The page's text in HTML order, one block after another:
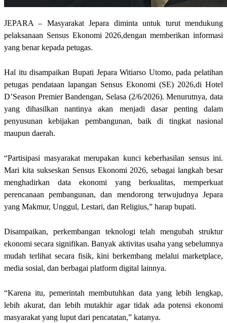
JEPARA – Masyarakat Jepara diminta untuk turut mendukung
pelaksanaan Sensus Ekonomi 2026,dengan memberikan informasi
yang benar kepada petugas.
Hal itu disampaikan Bupati Jepara Witiarso Utomo, pada pelatihan
petugas pendataan lapangan Sensus Ekonomi (SE) 2026,di Hotel
D’Season Premier Bandengan, Selasa (2/6/2026). Menurutnya, data
yang dihasilkan nantinya akan menjadi dasar penting dalam
penyusunan kebijakan pembangunan, baik di tingkat nasional
maupun daerah.
“Partisipasi masyarakat merupakan kunci keberhasilan sensus ini.
Mari kita sukseskan Sensus Ekonomi 2026, sebagai langkah besar
menghadirkan data ekonomi yang berkualitas, memperkuat
perencanaan pembangunan, dan mendorong terwujudnya Jepara
yang Makmur, Unggul, Lestari, dan Religius,” harap bupati.
Disampaikan, perkembangan teknologi telah mengubah struktur
ekonomi secara signifikan. Banyak aktivitas usaha yang sebelumnya
mudah terlihat secara fisik, kini berkembang melalui marketplace,
media sosial, dan berbagai platform digital lainnya.
“Karena itu, pemerintah membutuhkan data yang lebih lengkap,
lebih akurat, dan lebih mutakhir agar tidak ada potensi ekonomi
masyarakat yang luput dari pencatatan,” katanya.